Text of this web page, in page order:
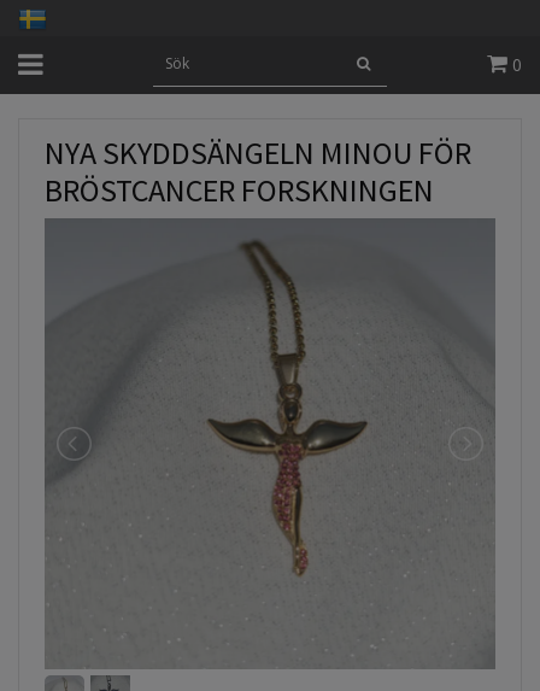
0
NYA SKYDDSÄNGELN MINOU FÖR
BRÖSTCANCER FORSKNINGEN